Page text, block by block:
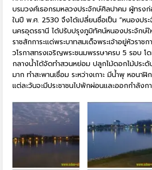
บรมวงศ์เธอกรมหลวงประจักษ์ศิลปาคม ผู้ทรง
ในปี พ.ศ. 2530 จึงได้เปลี่ยนชื่อเป็น “หนองประ
นครอุดรธานี ได้ปรับปรุงภูมิทัศน์หนองประจักษ์ใ
ราชสักการะแด่พระบาทสมเด็จพระเจ้าอยู่หัวราช
วโรกาสทรงเจริญพระชนมพรรษาครบ 5 รอบ โ
กลางน้ำได้จัดทำสวนหย่อม ปลูกไม้ดอกไม้ประ
มาก ทำสะพานเชื่อม ระหว่างเกาะ มีน้ำพุ หอนาฬิ
แต่ละวันจะมีประชาชนไปพักผ่อนและออกกำลังก